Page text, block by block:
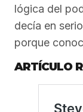
lógica del
decía en
porque
ARTÍCULO